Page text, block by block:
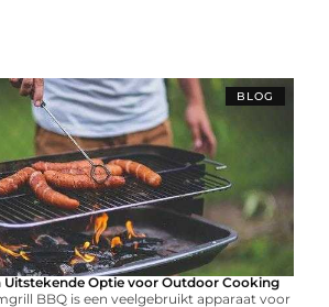
BLOG
Uitstekende Optie voor Outdoor Cooking
BBQ is een veelgebruikt apparaat voor